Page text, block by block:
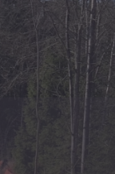
Startsida
Tjänster
Projekt
Nyheter